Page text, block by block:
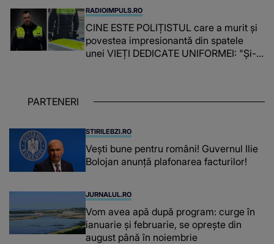
timpul parcă..."
RADIOIMPULS.RO
CINE ESTE POLIȚISTUL care a murit și
povestea impresionantă din spatele
unei VIEȚI DEDICATE UNIFORMEI: "Și-a
PARTENERI
STIRILEBZI.RO
Vești bune pentru români! Guvernul Ilie
Bolojan anunță plafonarea facturilor!
JURNALUL.RO
Vom avea apă după program: curge în
ianuarie și februarie, se oprește din
august până în noiembrie